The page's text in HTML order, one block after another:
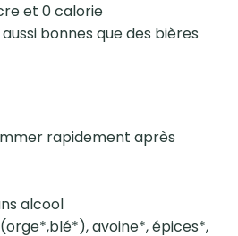
et 0 calorie
bonnes que des bières
rapidement après
alcool
avoine*, épices*,